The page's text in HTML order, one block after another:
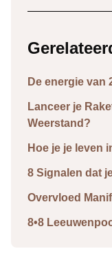
De energie van
Lanceer je
Weerstand?
Hoe je je leven
8 Signalen dat
Overvloed
8•8